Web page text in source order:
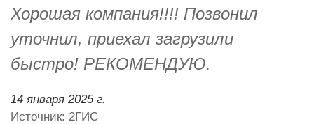
Хорошая компания!!!! Позвонил
уточнил, приехал загрузили
быстро! РЕКОМЕНДУЮ.
14 января 2025 г.
Источник: 2ГИС